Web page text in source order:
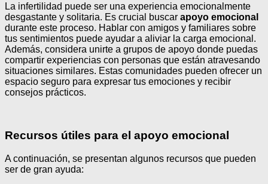
La infertilidad puede ser una experiencia emocionalmente
desgastante y solitaria. Es crucial buscar apoyo emocional
durante este proceso. Hablar con amigos y familiares sobre
tus sentimientos puede ayudar a aliviar la carga emocional.
Además, considera unirte a grupos de apoyo donde puedas
compartir experiencias con personas que están atravesando
situaciones similares. Estas comunidades pueden ofrecer un
espacio seguro para expresar tus emociones y recibir
consejos prácticos.
Recursos útiles para el apoyo emocional
A continuación, se presentan algunos recursos que pueden
ser de gran ayuda: